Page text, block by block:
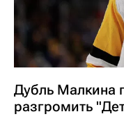
Дубль Малкина
разгромить